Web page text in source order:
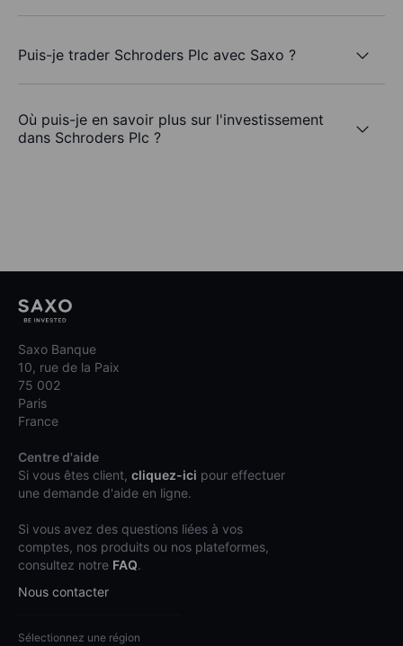
Puis-je trader Schroders Plc avec Saxo ?
Où puis-je en savoir plus sur l'investissement
dans Schroders Plc ?
Saxo Banque
10, rue de la Paix
75 002
Paris
France
Centre d'aide
Si vous êtes client, cliquez-ici pour effectuer
une demande d'aide en ligne.
Si vous avez des questions liées à vos
comptes, nos produits ou nos plateformes,
consultez notre FAQ.
Nous contacter
Sélectionnez une région